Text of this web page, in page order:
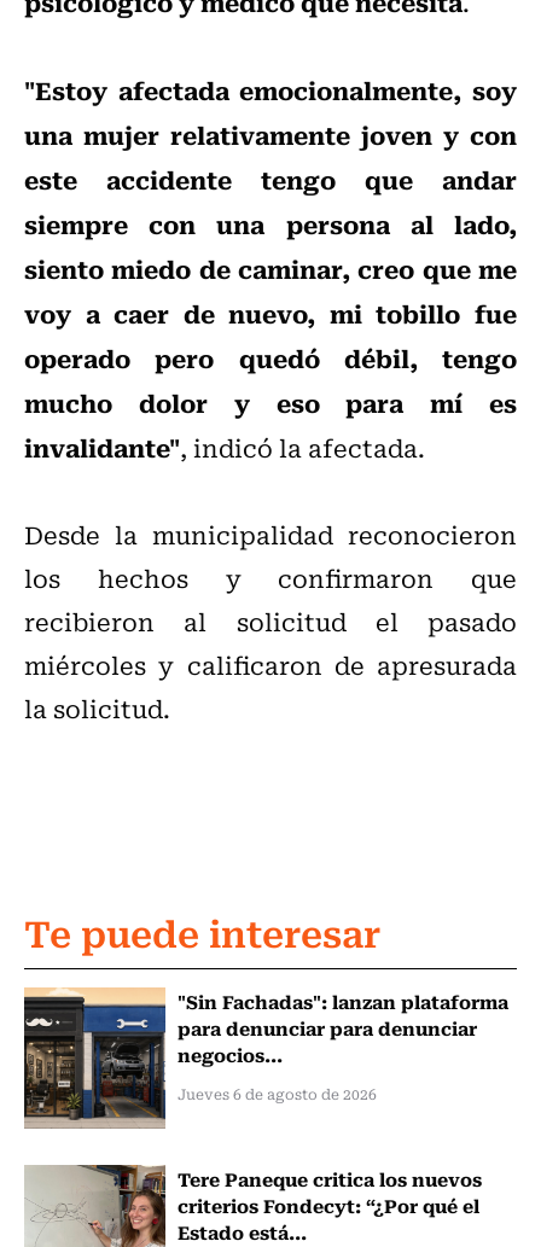
"Estoy afectada emocionalmente, soy
una mujer relativamente joven y con
este accidente tengo que andar
siempre con una persona al lado,
siento miedo de caminar, creo que me
voy a caer de nuevo, mi tobillo fue
operado pero quedó débil, tengo
mucho dolor y eso para mí es
invalidante", indicó la afectada.
Desde la municipalidad reconocieron
los hechos y confirmaron que
recibieron al solicitud el pasado
miércoles y calificaron de apresurada
la solicitud.
Te puede interesar
"Sin Fachadas": lanzan plataforma
para denunciar para denunciar
negocios...
Jueves 6 de agosto de 2026
Tere Paneque critica los nuevos
criterios Fondecyt: “¿Por qué el
Estado está...